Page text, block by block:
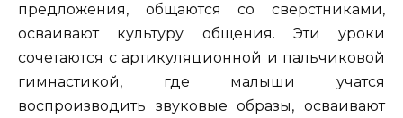
предложения, общаются со сверстниками,
осваивают культуру общения. Эти уроки
сочетаются с артикуляционной и пальчиковой
гимнастикой, где малыши учатся
воспроизводить звуковые образы, осваивают